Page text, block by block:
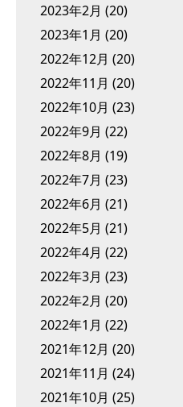
2023年2月 (20)
2023年1月 (20)
2022年12月 (20)
2022年11月 (20)
2022年10月 (23)
2022年9月 (22)
2022年8月 (19)
2022年7月 (23)
2022年6月 (21)
2022年5月 (21)
2022年4月 (22)
2022年3月 (23)
2022年2月 (20)
2022年1月 (22)
2021年12月 (20)
2021年11月 (24)
2021年10月 (25)